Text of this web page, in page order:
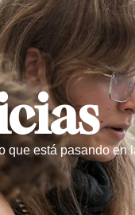
que está pasando en